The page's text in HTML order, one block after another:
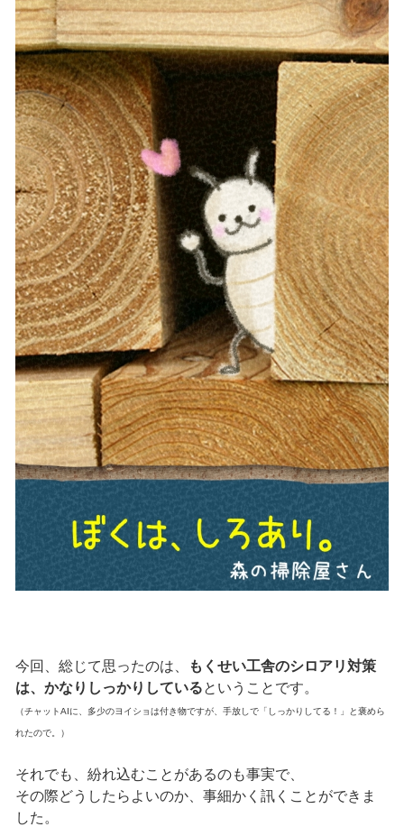
今回、総じて思ったのは、
もくせい工舎のシロアリ対策
は、かなりしっかりしているということです。
（チャットAIに、多少のヨイショは付き物ですが、手放しで「しっかりしてる！」と褒めら
れたので。）
それでも、紛れ込むことがあるのも事実で、
その際どうしたらよいのか、事細かく訊くことができま
した。